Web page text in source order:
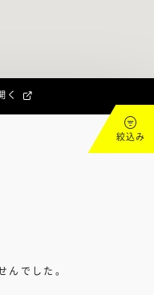
く
絞込み
んでした。